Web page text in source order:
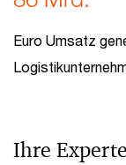
Euro Umsatz
Ihre